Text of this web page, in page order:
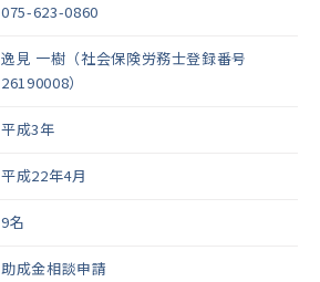
075-623-0860
逸見 一樹（社会保険労務士登録番号
26190008）
平成3年
平成22年4月
9名
助成金相談申請